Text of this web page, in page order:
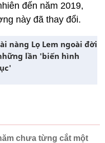
đến năm 2019,
này đã thay đổi.
nàng Lọ Lem ngoài đời
lần 'biến hình
chưa từng cắt một